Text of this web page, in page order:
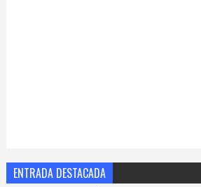
ENTRADA DESTACADA